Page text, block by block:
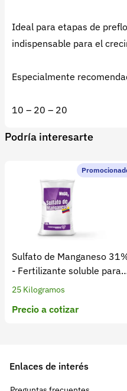
Ideal para etapas de
indispensable para el
Especialmente
10 – 20 – 20
Podría interesarte
Sulfato de Manganeso
- Fertilizante soluble para
cultivos
25 Kilogramos
Precio a cotizar
Enlaces de interés